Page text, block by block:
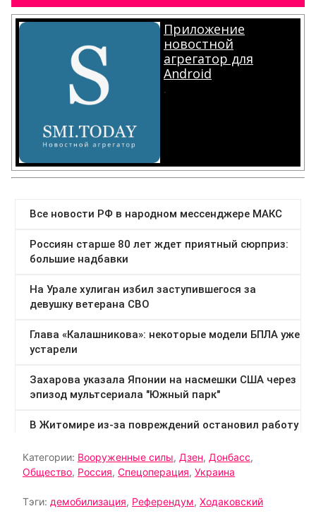
Приложение
новостной
агрегатор для
Android
.
Категории: Вооруженные силы, Дзен, Донбасс,
Общество, Россия, Спецоперация, Украина
Тэги: демобилизация, Референдум, Ходаковский